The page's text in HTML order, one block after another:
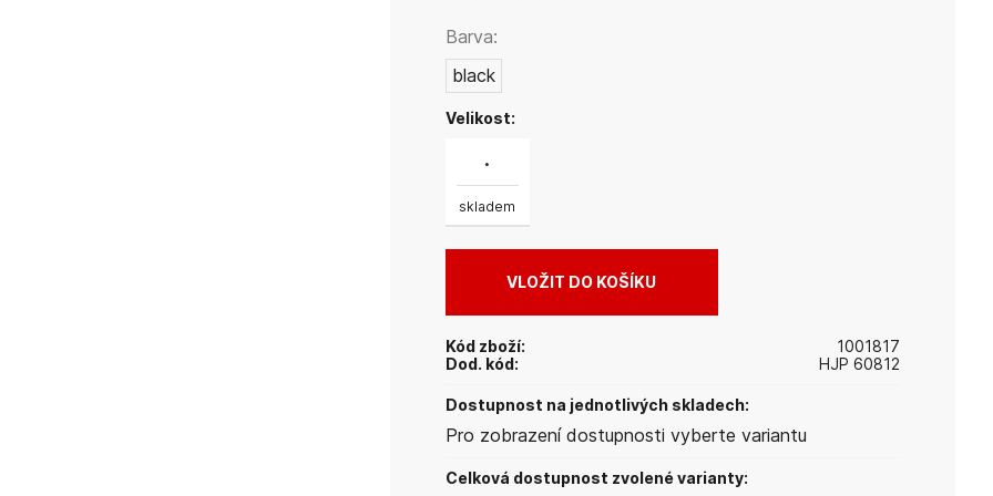
Barva:
black
Velikost:
.
skladem
Kód zboží:
1001817
Dod. kód:
HJP 60812
Dostupnost na jednotlivých skladech:
Pro zobrazení dostupnosti vyberte variantu
Celková dostupnost zvolené varianty: